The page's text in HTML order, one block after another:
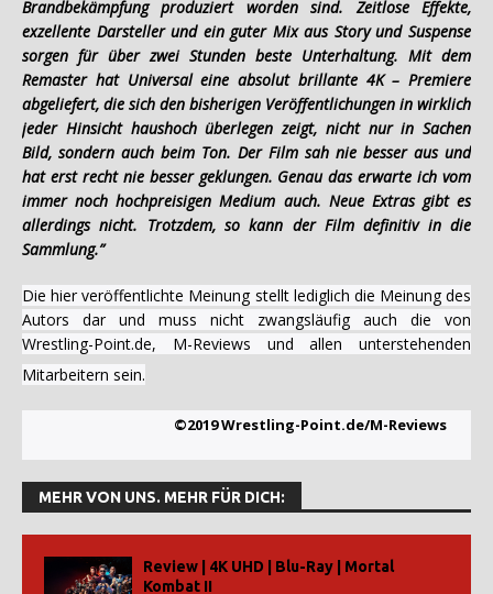
Brandbekämpfung produziert worden sind. Zeitlose Effekte,
exzellente Darsteller und ein guter Mix aus Story und Suspense
sorgen für über zwei Stunden beste Unterhaltung. Mit dem
Remaster hat Universal eine absolut brillante 4K – Premiere
abgeliefert, die sich den bisherigen Veröffentlichungen in wirklich
jeder Hinsicht haushoch überlegen zeigt, nicht nur in Sachen
Bild, sondern auch beim Ton. Der Film sah nie besser aus und
hat erst recht nie besser geklungen. Genau das erwarte ich vom
immer noch hochpreisigen Medium auch. Neue Extras gibt es
allerdings nicht. Trotzdem, so kann der Film definitiv in die
Sammlung.”
Die hier veröffentlichte Meinung stellt lediglich die Meinung des
Autors dar und muss nicht zwangsläufig auch die von
Wrestling-Point.de, M-Reviews und allen unterstehenden
Mitarbeitern sein.
©2019 Wrestling-Point.de/M-Reviews
MEHR VON UNS. MEHR FÜR DICH:
Review | 4K UHD | Blu-Ray | Mortal
Kombat II